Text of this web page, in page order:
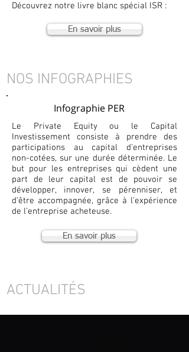
Découvrez notre livre blanc spécial ISR :
En savoir plus
NOS INFOGRAPHIES
Infographie PER
Le Private Equity ou le Capital
Investissement consiste à prendre des
participations au capital d’entreprises
non-cotées, sur une durée déterminée. Le
but pour les entreprises qui cèdent une
part de leur capital est de pouvoir se
développer, innover, se pérenniser, et
d’être accompagnée, grâce à l’expérience
de l’entreprise acheteuse.
En savoir plus
ACTUALITÉS